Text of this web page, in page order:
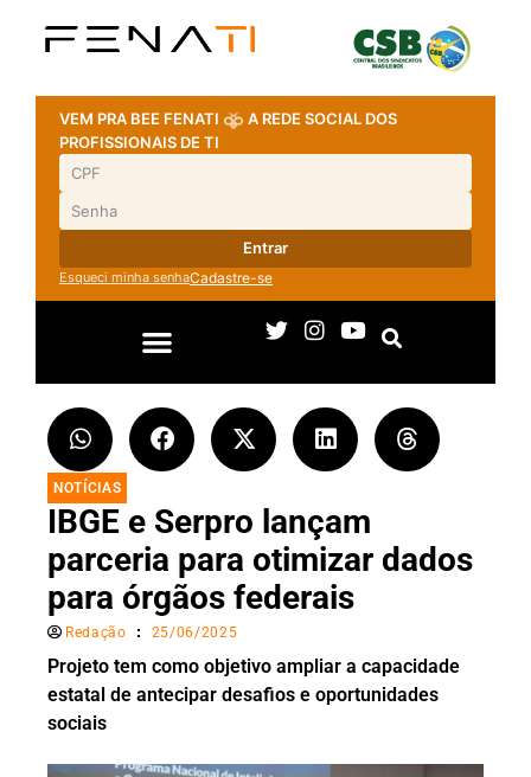
VEM PRA BEE FENATI
A REDE SOCIAL DOS
PROFISSIONAIS DE TI
Entrar
Esqueci minha senhaCadastre-se
NOTÍCIAS
IBGE e Serpro lançam
parceria para otimizar dados
para órgãos federais
Redação 25/06/2025
Projeto tem como objetivo ampliar a capacidade
estatal de antecipar desafios e oportunidades
sociais